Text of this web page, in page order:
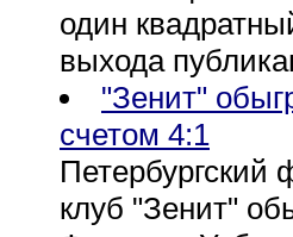
один
выхода
"Зенит"
счетом 4:1
Петербургский
клуб "Зенит"